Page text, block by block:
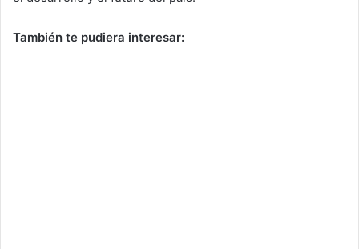
También te pudiera interesar: